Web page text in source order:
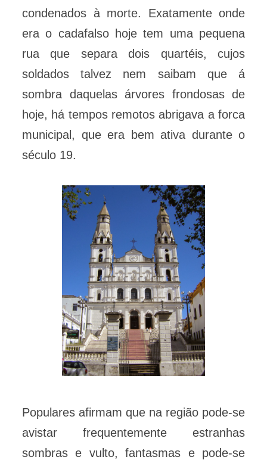
condenados à morte. Exatamente onde
era o cadafalso hoje tem uma pequena
rua que separa dois quartéis, cujos
soldados talvez nem saibam que á
sombra daquelas árvores frondosas de
hoje, há tempos remotos abrigava a forca
municipal, que era bem ativa durante o
século 19.
Populares afirmam que na região pode-se
avistar frequentemente estranhas
sombras e vulto, fantasmas e pode-se